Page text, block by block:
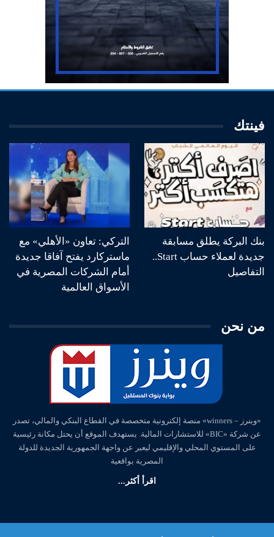
فينتك
بنك البركة يطلق مسابقة
جديدة لعملاء حساب Start..
التفاصيل
التركي: تعاون «الأهلي» مع
ماستركارد يفتح آفاقا جديدة
أمام الشركات المصرية في
الأسواق العالمية
من نحن
«وينرز – winners» منصة إلكترونية متخصصة في القطاع البنكي والمالي، تصدر
عن شركة «BIC» للاستشارات المالية. يستهدف الموقع أن يحتل مكانة رئيسية
على المستوي المحلي والإقليمي ليعبر عن واجهة الجمهورية الجديدة للدولة
المصرية بواقعية
اقرأ أكثر...